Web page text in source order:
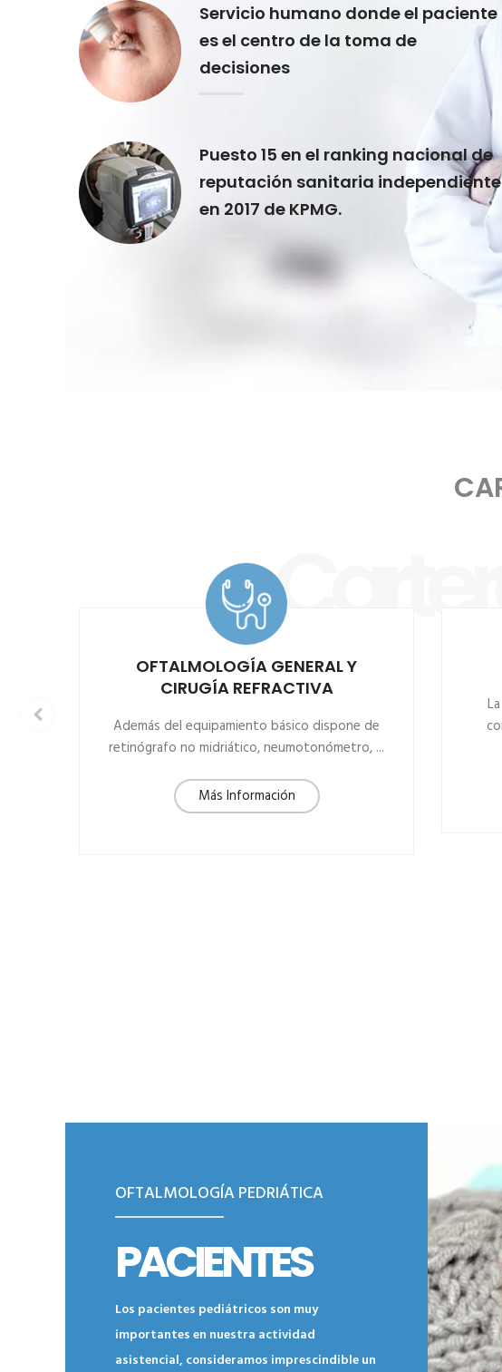
Servicio humano donde el paciente
es el centro de la toma de
decisiones
Puesto 15 en el ranking nacional de
reputación sanitaria independiente
en 2017 de KPMG.
OFTALMOLOGÍA GENERAL Y
CIRUGÍA REFRACTIVA
Además del equipamiento básico dispone de
retinógrafo no midriático, neumotonómetro, ...
Más Información
OFTALMOLOGÍA PEDRIÁTICA
PACIENTES
Los pacientes pediátricos son muy
importantes en nuestra actividad
asistencial, consideramos imprescindible un